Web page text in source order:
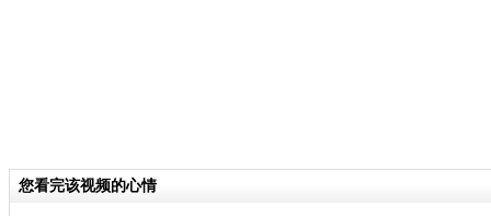
您看完该视频的心情